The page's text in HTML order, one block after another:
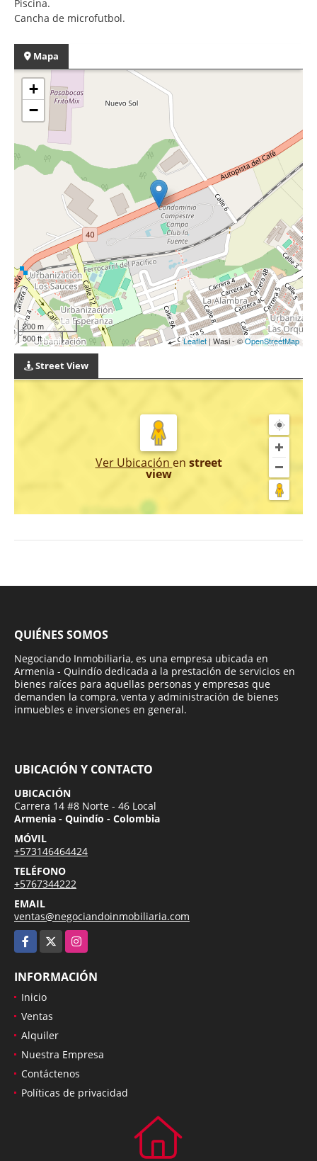
Piscina.
Cancha de microfutbol.
Mapa
+
−
200 m
500 ft
Leaflet | Wasi - ©OpenStreetMap
Street View
Ver Ubicación en street
view
QUIÉNES SOMOS
Negociando Inmobiliaria, es una empresa ubicada en
Armenia - Quindío dedicada a la prestación de servicios en
bienes raíces para aquellas personas y empresas que
demanden la compra, venta y administración de bienes
inmuebles e inversiones en general.
UBICACIÓN Y CONTACTO
UBICACIÓN
Carrera 14 #8 Norte - 46 Local
Armenia - Quindío - Colombia
MÓVIL
+573146464424
TELÉFONO
+5767344222
EMAIL
ventas@negociandoinmobiliaria.com
Facebook
Instagram
INFORMACIÓN
Inicio
Ventas
Alquiler
Nuestra Empresa
Contáctenos
Políticas de privacidad